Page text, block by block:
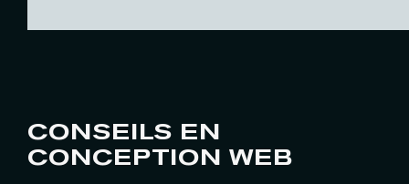
CONSEILS EN
CONCEPTION WEB